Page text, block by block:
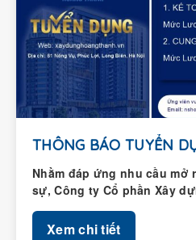
Nhằm đáp ứng nhu cầu mở
sự, Công ty Cổ phần Xây
Xem chi tiết